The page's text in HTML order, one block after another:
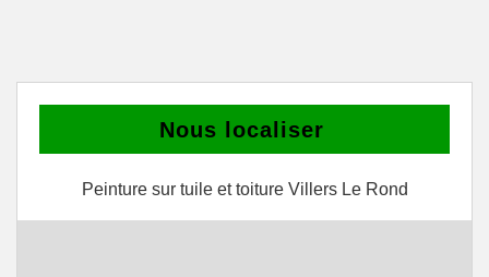
Nous localiser
Peinture sur tuile et toiture Villers Le Rond